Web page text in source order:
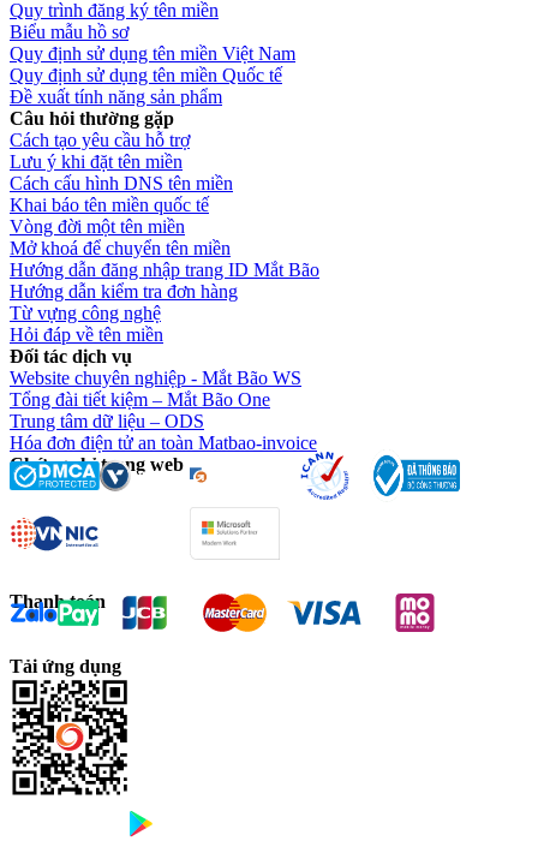
Quy trình đăng ký tên miền
Biểu mẫu hồ sơ
Quy định sử dụng tên miền Việt Nam
Quy định sử dụng tên miền Quốc tế
Đề xuất tính năng sản phẩm
Câu hỏi thường gặp
Cách tạo yêu cầu hỗ trợ
Lưu ý khi đặt tên miền
Cách cấu hình DNS tên miền
Khai báo tên miền quốc tế
Vòng đời một tên miền
Mở khoá để chuyển tên miền
Hướng dẫn đăng nhập trang ID Mắt Bão
Hướng dẫn kiểm tra đơn hàng
Từ vựng công nghệ
Hỏi đáp về tên miền
Đối tác dịch vụ
Website chuyên nghiệp - Mắt Bão WS
Tổng đài tiết kiệm – Mắt Bão One
Trung tâm dữ liệu – ODS
Hóa đơn điện tử an toàn Matbao-invoice
Chứng chỉ trang web
Thanh toán
Tải ứng dụng